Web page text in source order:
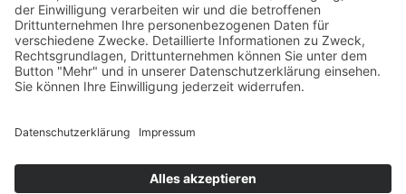
76661 Philippsburg
Kontaktformular
Disclaimer / Haftungsausschluss
Kampagnentransparenzerklärung
Impressum
*Affiliate Link **Werbung